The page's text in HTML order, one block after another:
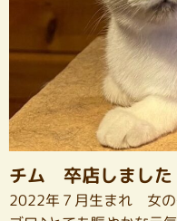
チム 卒店しました
2022年７月生まれ 女